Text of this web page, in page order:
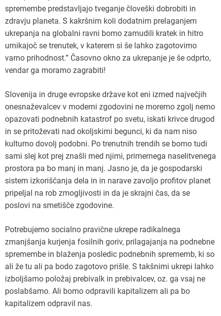
spremembe predstavljajo tveganje človeški dobrobiti in
zdravju planeta. S kakršnim koli dodatnim prelaganjem
ukrepanja na globalni ravni bomo zamudili kratek in hitro
umikajoč se trenutek, v katerem si še lahko zagotovimo
varno prihodnost.” Časovno okno za ukrepanje je še odprto,
vendar ga moramo zagrabiti!
Slovenija in druge evropske države kot eni izmed največjih
onesnaževalcev v moderni zgodovini ne moremo zgolj nemo
opazovati podnebnih katastrof po svetu, iskati krivce drugod
in se pritoževati nad okoljskimi begunci, ki da nam niso
kulturno dovolj podobni. Po trenutnih trendih se bomo tudi
sami slej kot prej znašli med njimi, primernega naselitvenega
prostora pa bo manj in manj. Jasno je, da je gospodarski
sistem izkoriščanja dela in in narave zavoljo profitov planet
pripeljal na rob zmogljivosti in da je skrajni čas, da se
poslovi na smetišče zgodovine.
Potrebujemo socialno pravične ukrepe radikalnega
zmanjšanja kurjenja fosilnih goriv, prilagajanja na podnebne
spremembe in blaženja posledic podnebnih sprememb, ki so
ali že tu ali pa bodo zagotovo prišle. S takšnimi ukrepi lahko
izboljšamo položaj prebivalk in prebivalcev, oz. ga vsaj ne
poslabšamo. Ali bomo odpravili kapitalizem ali pa bo
kapitalizem odpravil nas.